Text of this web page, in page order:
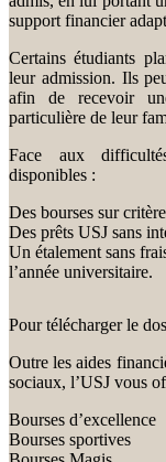
support financier
Certains étudiants
leur admission. Ils
afin de recevoir
particulière de leur
Face aux
disponibles :
Des bourses sur
Des prêts USJ sans
Un étalement sans
l’année universitaire.
Pour télécharger le
Outre les aides
sociaux, l’USJ vous
Bourses d’excellence
Bourses sportives